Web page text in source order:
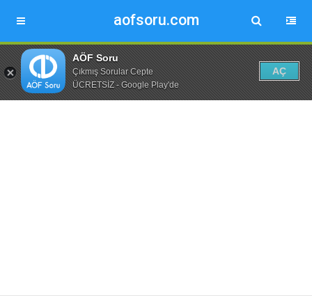
aofsoru.com
AÖF Soru
Çıkmış Sorular Cepte
ÜCRETSİZ - Google Play'de
AÇ